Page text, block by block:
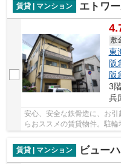
賃貸 | マンション
エトワ
敷
東
阪
阪
3
兵
安心、安全な鉄骨造に、お
らおススメの賃貸物件。駐
賃貸 | マンション
ビュー